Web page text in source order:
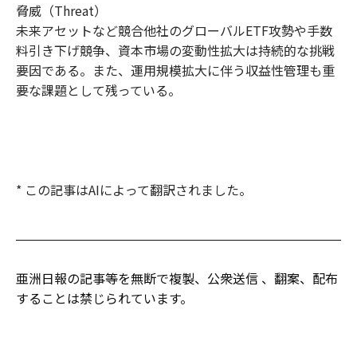
脅威（Threat）
未来アセットなど競合他社のグローバルETF攻勢や手数
料引き下げ競争、資本市場の変動性拡大は持続的な挑戦
要因である。また、運用規模拡大に伴う収益性管理も重
要な課題として残っている。
* この記事はAIによって翻訳されました。
亜洲日報の記事等を無断で複製、公衆送信 、翻案、配布
することは禁じられています。